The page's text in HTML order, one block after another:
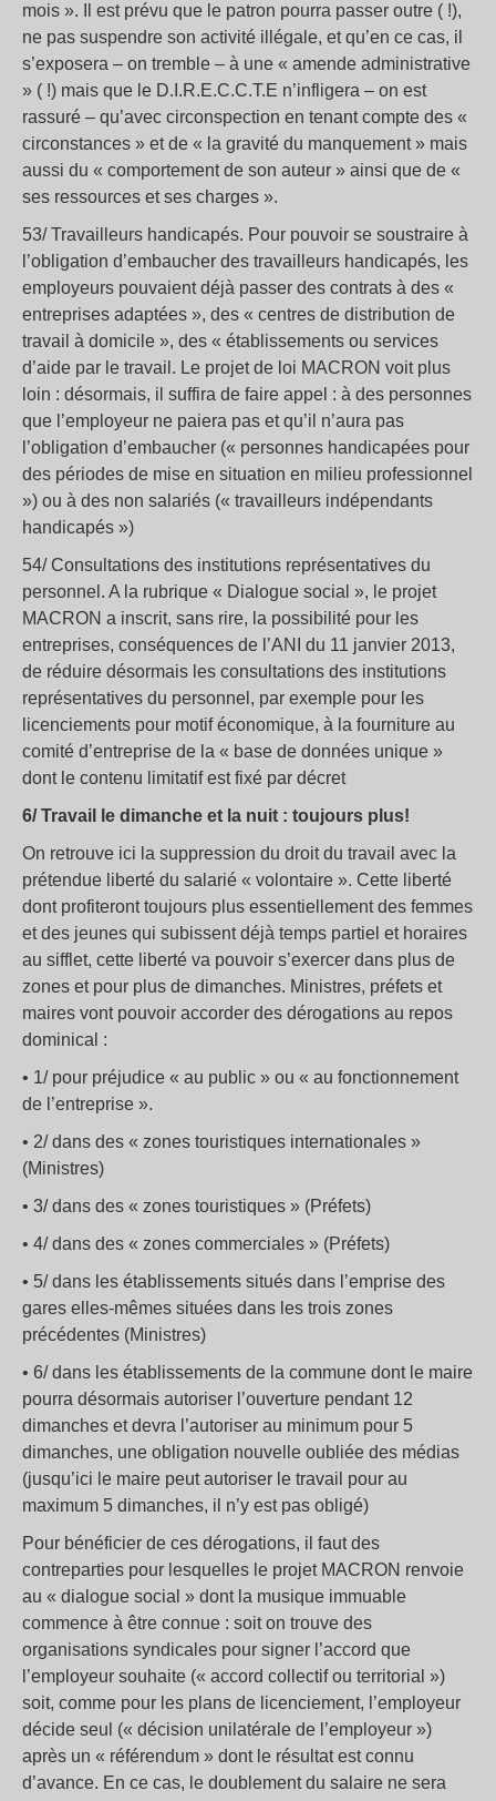
mois ». Il est prévu que le patron pourra passer outre ( !),
ne pas suspendre son activité illégale, et qu’en ce cas, il
s’exposera – on tremble – à une « amende administrative
» ( !) mais que le D.I.R.E.C.C.T.E n’infligera – on est
rassuré – qu’avec circonspection en tenant compte des «
circonstances » et de « la gravité du manquement » mais
aussi du « comportement de son auteur » ainsi que de «
ses ressources et ses charges ».
53/ Travailleurs handicapés. Pour pouvoir se soustraire à
l’obligation d’embaucher des travailleurs handicapés, les
employeurs pouvaient déjà passer des contrats à des «
entreprises adaptées », des « centres de distribution de
travail à domicile », des « établissements ou services
d’aide par le travail. Le projet de loi MACRON voit plus
loin : désormais, il suffira de faire appel : à des personnes
que l’employeur ne paiera pas et qu’il n’aura pas
l’obligation d’embaucher (« personnes handicapées pour
des périodes de mise en situation en milieu professionnel
») ou à des non salariés (« travailleurs indépendants
handicapés »)
54/ Consultations des institutions représentatives du
personnel. A la rubrique « Dialogue social », le projet
MACRON a inscrit, sans rire, la possibilité pour les
entreprises, conséquences de l’ANI du 11 janvier 2013,
de réduire désormais les consultations des institutions
représentatives du personnel, par exemple pour les
licenciements pour motif économique, à la fourniture au
comité d’entreprise de la « base de données unique »
dont le contenu limitatif est fixé par décret
6/ Travail le dimanche et la nuit : toujours plus!
On retrouve ici la suppression du droit du travail avec la
prétendue liberté du salarié « volontaire ». Cette liberté
dont profiteront toujours plus essentiellement des femmes
et des jeunes qui subissent déjà temps partiel et horaires
au sifflet, cette liberté va pouvoir s’exercer dans plus de
zones et pour plus de dimanches. Ministres, préfets et
maires vont pouvoir accorder des dérogations au repos
dominical :
• 1/ pour préjudice « au public » ou « au fonctionnement
de l’entreprise ».
• 2/ dans des « zones touristiques internationales »
(Ministres)
• 3/ dans des « zones touristiques » (Préfets)
• 4/ dans des « zones commerciales » (Préfets)
• 5/ dans les établissements situés dans l’emprise des
gares elles-mêmes situées dans les trois zones
précédentes (Ministres)
• 6/ dans les établissements de la commune dont le maire
pourra désormais autoriser l’ouverture pendant 12
dimanches et devra l’autoriser au minimum pour 5
dimanches, une obligation nouvelle oubliée des médias
(jusqu’ici le maire peut autoriser le travail pour au
maximum 5 dimanches, il n’y est pas obligé)
Pour bénéficier de ces dérogations, il faut des
contreparties pour lesquelles le projet MACRON renvoie
au « dialogue social » dont la musique immuable
commence à être connue : soit on trouve des
organisations syndicales pour signer l’accord que
l’employeur souhaite (« accord collectif ou territorial »)
soit, comme pour les plans de licenciement, l’employeur
décide seul (« décision unilatérale de l’employeur »)
après un « référendum » dont le résultat est connu
d’avance. En ce cas, le doublement du salaire ne sera